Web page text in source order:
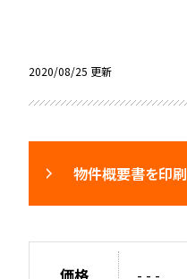
2020/08/25 更新
物件概要書を印刷
価格 - - -